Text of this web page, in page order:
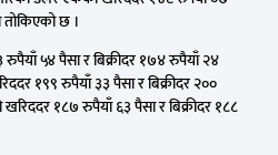
तोकिएको छ ।
५४ पैसा र बिक्रीदर १७४ रुपैयाँ २४
१९९ रुपैयाँ ३३ पैसा र बिक्रीदर २००
१८७ रुपैयाँ ६३ पैसा र बिक्रीदर १८८